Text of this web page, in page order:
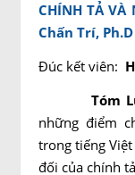
CHÍNH TẢ VÀ
Chấn Trí, Ph.D
Đúc kết viên:
Tóm
những điểm
trong tiếng
đối của chính